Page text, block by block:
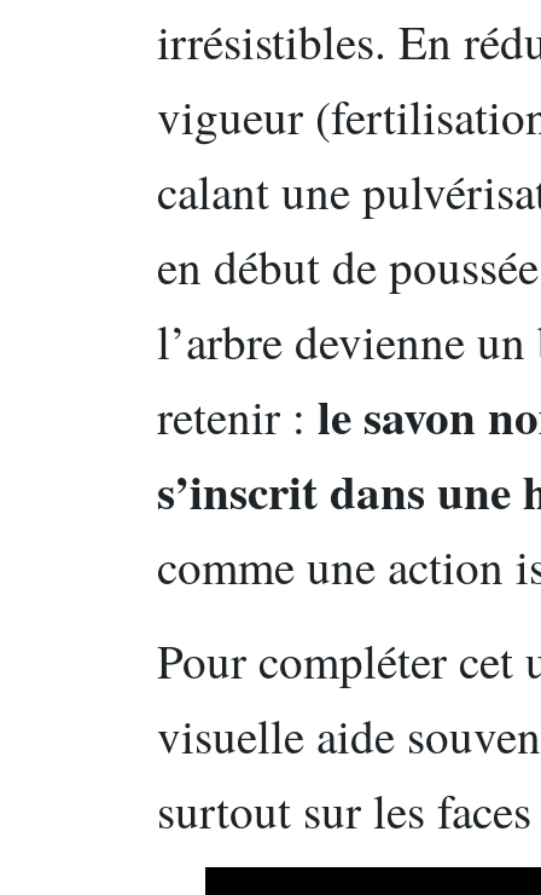
irrésistibles. En
vigueur
calant une
en début de
l’arbre devienne
retenir : le savon
s’inscrit dans une
comme une action
Pour compléter cet
visuelle aide
surtout sur les